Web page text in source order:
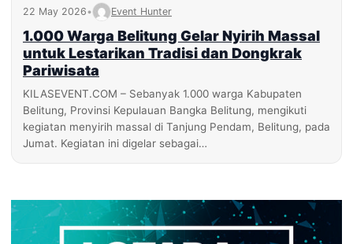
22 May 2026• Event Hunter
1.000 Warga Belitung Gelar Nyirih Massal
untuk Lestarikan Tradisi dan Dongkrak
Pariwisata
KILASEVENT.COM – Sebanyak 1.000 warga Kabupaten
Belitung, Provinsi Kepulauan Bangka Belitung, mengikuti
kegiatan menyirih massal di Tanjung Pendam, Belitung, pada
Jumat. Kegiatan ini digelar sebagai…